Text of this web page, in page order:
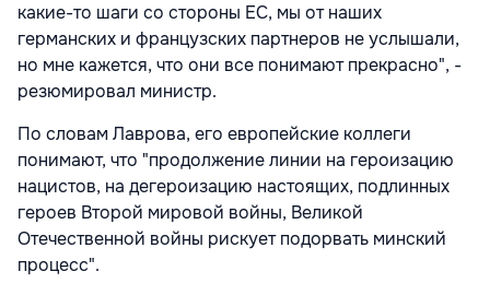
какие-то шаги со стороны ЕС, мы от наших
германских и французских партнеров не услышали,
но мне кажется, что они все понимают прекрасно", -
резюмировал министр.
По словам Лаврова, его европейские коллеги
понимают, что "продолжение линии на героизацию
нацистов, на дегероизацию настоящих, подлинных
героев Второй мировой войны, Великой
Отечественной войны рискует подорвать минский
процесс".